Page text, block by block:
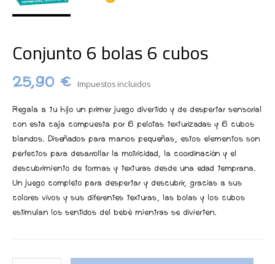
Conjunto 6 bolas 6 cubos
25,90 € Impuestos incluidos
Regala a tu hijo un primer juego divertido y de despertar sensorial
con esta caja compuesta por 6 pelotas texturizadas y 6 cubos
blandos. Diseñados para manos pequeñas, estos elementos son
perfectos para desarrollar la motricidad, la coordinación y el
descubrimiento de formas y texturas desde una edad temprana.
Un juego completo para despertar y descubrir, gracias a sus
colores vivos y sus diferentes texturas, las bolas y los cubos
estimulan los sentidos del bebé mientras se divierten.